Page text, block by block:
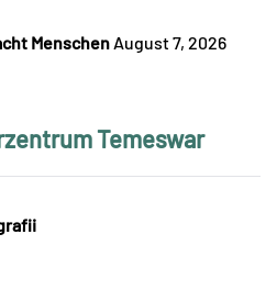
Menschen August 7, 2026
Temeswar